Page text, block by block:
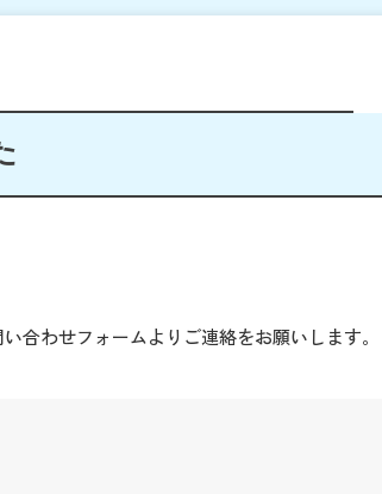
合わせフォームよりご連絡をお願いします。